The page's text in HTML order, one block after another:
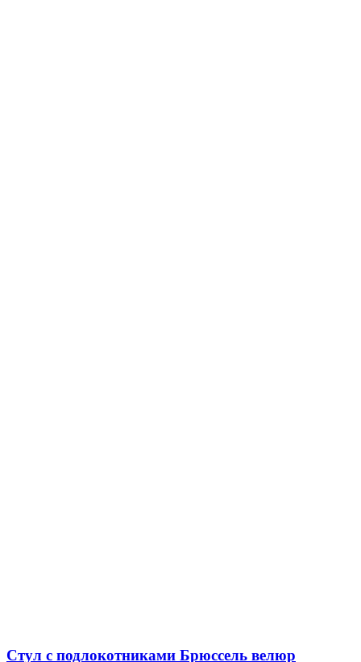
Стул с подлокотниками Брюссель велюр